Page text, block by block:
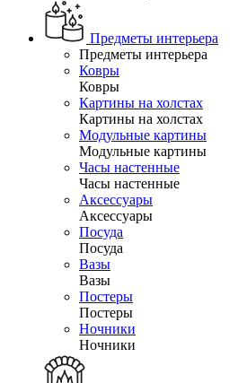
Предметы интерьера
Предметы интерьера
Ковры
Ковры
Картины на холстах
Картины на холстах
Модульные картины
Модульные картины
Часы настенные
Часы настенные
Аксессуары
Аксессуары
Посуда
Посуда
Вазы
Вазы
Постеры
Постеры
Ночники
Ночники